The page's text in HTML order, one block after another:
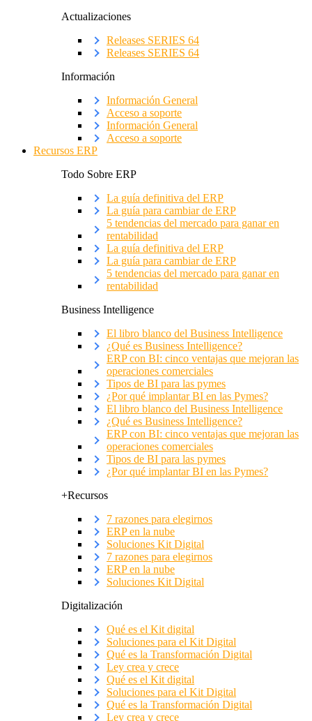
Actualizaciones
Releases SERIES 64
Releases SERIES 64
Información
Información General
Acceso a soporte
Información General
Acceso a soporte
Recursos ERP
Todo Sobre ERP
La guía definitiva del ERP
La guía para cambiar de ERP
5 tendencias del mercado para ganar en
rentabilidad
La guía definitiva del ERP
La guía para cambiar de ERP
5 tendencias del mercado para ganar en
rentabilidad
Business Intelligence
El libro blanco del Business Intelligence
¿Qué es Business Intelligence?
ERP con BI: cinco ventajas que mejoran las
operaciones comerciales
Tipos de BI para las pymes
¿Por qué implantar BI en las Pymes?
El libro blanco del Business Intelligence
¿Qué es Business Intelligence?
ERP con BI: cinco ventajas que mejoran las
operaciones comerciales
Tipos de BI para las pymes
¿Por qué implantar BI en las Pymes?
+Recursos
7 razones para elegirnos
ERP en la nube
Soluciones Kit Digital
7 razones para elegirnos
ERP en la nube
Soluciones Kit Digital
Digitalización
Qué es el Kit digital
Soluciones para el Kit Digital
Qué es la Transformación Digital
Ley crea y crece
Qué es el Kit digital
Soluciones para el Kit Digital
Qué es la Transformación Digital
Ley crea y crece